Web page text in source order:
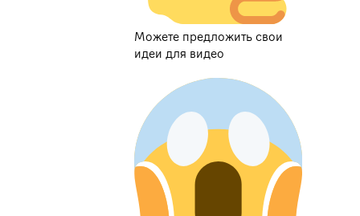
Можете предложить свои
идеи для видео